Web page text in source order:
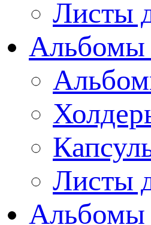
Листы
Альбомы
Листы
Альбомы